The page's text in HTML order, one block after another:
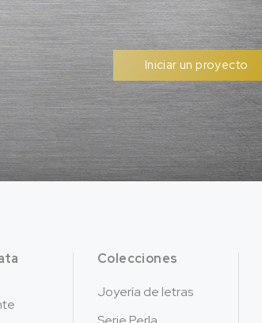
Iniciar un proyecto
Colecciones
Joyería de letras